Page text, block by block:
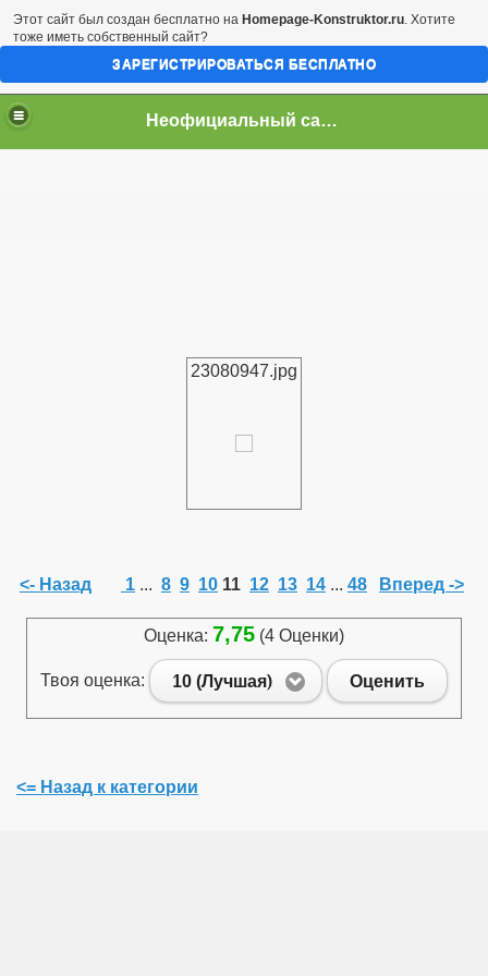
Неофициальный сайт город Арциз
23080947.jpg
<- Назад 1 ... 8 9 10 11 12 13 14 ... 48 Вперед ->
Оценка: 7,75 (4 Оценки)
Твоя оценка: 10 (Лучшая) Оценить
<= Назад к категории
Этот сайт был создан бесплатно на Homepage-Konstruktor.ru. Хотите
тоже иметь собственный сайт?
ЗАРЕГИСТРИРОВАТЬСЯ БЕСПЛАТНО